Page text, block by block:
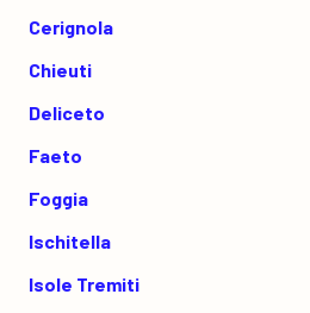
Cerignola
Chieuti
Deliceto
Faeto
Foggia
Ischitella
Isole Tremiti